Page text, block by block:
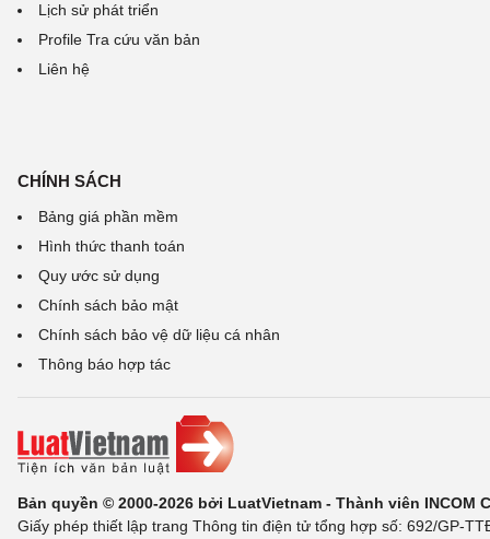
Lịch sử phát triển
Profile Tra cứu văn bản
Liên hệ
CHÍNH SÁCH
Bảng giá phần mềm
Hình thức thanh toán
Quy ước sử dụng
Chính sách bảo mật
Chính sách bảo vệ dữ liệu cá nhân
Thông báo hợp tác
Bản quyền © 2000-2026 bởi LuatVietnam - Thành viên INCOM
Giấy phép thiết lập trang Thông tin điện tử tổng hợp số: 692/GP-